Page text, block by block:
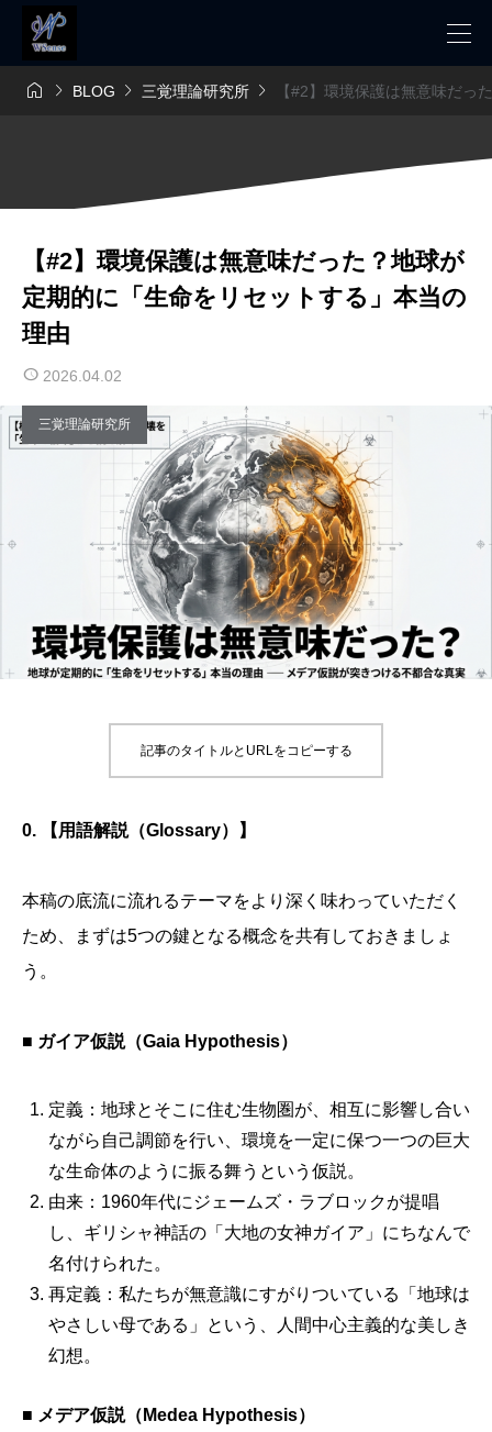
  BLOG  三覚理論研究所  【#2】環境保護は無意味だっ
【#2】環境保護は無意味だった？地球が
定期的に「生命をリセットする」本当の
理由
2026.04.02
三覚理論研究所
記事のタイトルとURLをコピーする
0. 【用語解説（Glossary）】
本稿の底流に流れるテーマをより深く味わっていただく
ため、まずは5つの鍵となる概念を共有しておきましょ
う。
■ ガイア仮説（Gaia Hypothesis）
定義：地球とそこに住む生物圏が、相互に影響し合い
ながら自己調節を行い、環境を一定に保つ一つの巨大
な生命体のように振る舞うという仮説。
由来：1960年代にジェームズ・ラブロックが提唱
し、ギリシャ神話の「大地の女神ガイア」にちなんで
名付けられた。
再定義：私たちが無意識にすがりついている「地球は
やさしい母である」という、人間中心主義的な美しき
幻想。
■ メデア仮説（Medea Hypothesis）